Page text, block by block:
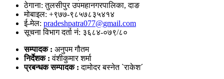
ठेगाना: तुलसीपुर उपमहानगरपालिका, दाङ
मोबाइल: +९७७-९८५७८३५४१४
ई-मेल: pradeshpatra077@gmail.com
सूचना विभाग दर्ता नं: ३६८४-०७९/८०
सम्पादक : अनुपम गौतम
निर्देशक :वंशीकुमार शर्मा
प्रबन्धक सम्पादक :दामोदर बस्नेत `राकेश´